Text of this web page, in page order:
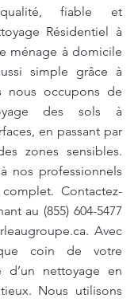
fiable et
Résidentiel à
ménage à domicile
simple grâce à
nous occupons de
des sols à
en passant par
zones sensibles.
nos professionnels
Contactez-
au (855) 604-5477
. Avec
coin de votre
d’un nettoyage en
Nous utilisons